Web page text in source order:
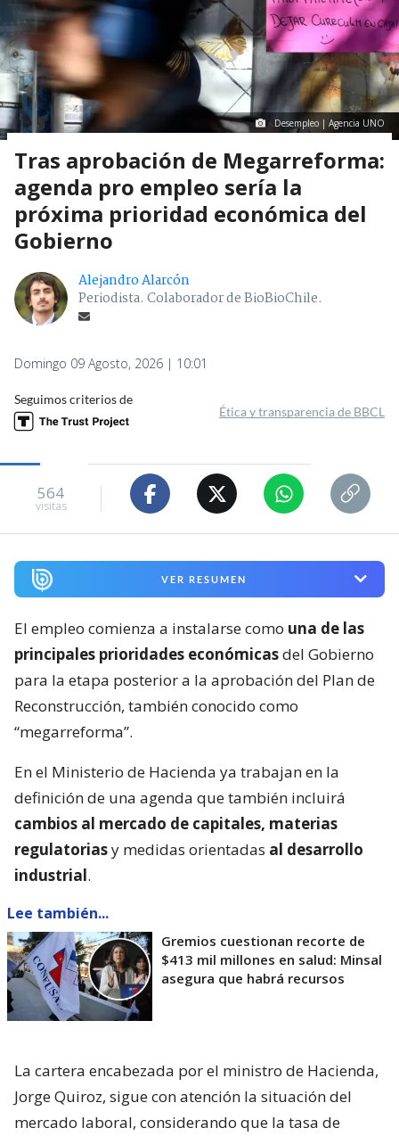
Desempleo | Agencia UNO
Tras aprobación de Megarreforma:
agenda pro empleo sería la
próxima prioridad económica del
Gobierno
Alejandro Alarcón
Periodista. Colaborador de BioBioChile.
Domingo 09 Agosto, 2026 | 10:01
Seguimos criterios de
Ética y transparencia de BBCL
564
visitas
VER RESUMEN
El empleo comienza a instalarse como una de las
principales prioridades económicasdel Gobierno
para la etapa posterior a la aprobación del Plan de
Reconstrucción, también conocido como
“megarreforma”.
En el Ministerio de Hacienda ya trabajan en la
definición de una agenda que también incluirá
cambios al mercado de capitales, materias
regulatoriasy medidas orientadas al desarrollo
industrial.
Lee también...
Gremios cuestionan recorte de
$413 mil millones en salud: Minsal
asegura que habrá recursos
La cartera encabezada por el ministro de Hacienda,
Jorge Quiroz, sigue con atención la situación del
mercado laboral, considerando que la tasa de